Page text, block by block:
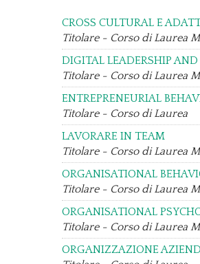
CROSS CULTURAL E
Titolare - Corso di Laurea
DIGITAL LEADERSHIP
Titolare - Corso di Laurea
ENTREPRENEURIAL
Titolare - Corso di Laurea
LAVORARE IN TEAM
Titolare - Corso di Laurea
ORGANISATIONAL
Titolare - Corso di Laurea
ORGANISATIONAL
Titolare - Corso di Laurea
ORGANIZZAZIONE